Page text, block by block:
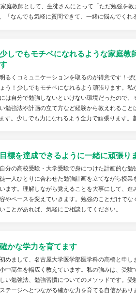
庭教師として、生徒さんにとって「ただ勉強を
「なんでも気軽に質問できて、一緒に悩んでくれ
少しでもモチベになれるような家庭教
す
明るくコミュニケーションを取るのが得意です！ぜ
ょう！少しでもモチベになれるよう頑張ります。私
には自分で勉強しないといけない環境だったので、
い勉強法や計画の立て方など経験から教えれること
す。少しでも力になれるよう全力で頑張ります。
目標を達成できるように一緒に頑張り
自分の高校受験・大学受験で身につけた計画的な勉
徒一人ひとりに合わせた勉強計画を立てながら授業
います。理解しながら覚えることを大事にして、進
容やペースを変えていきます。勉強のことだけでな
いことがあれば、気軽にご相談してください。
確かな学力を育てます
初めまして、名古屋大学医学部医学科の高橋と申し
小中高生を幅広く教えています。私の強みは、受験
しい勉強法、勉強習慣についてのメソッドです。
ステージへとつながる確かな力を育てる自信があり